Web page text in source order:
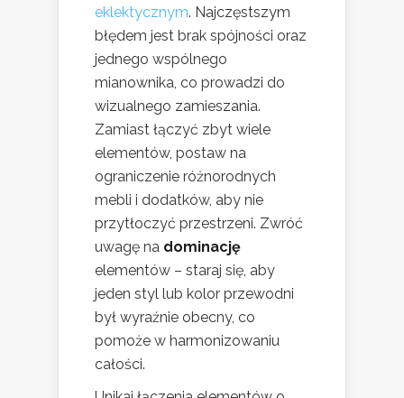
eklektycznym. Najczęstszym
błędem jest brak spójności oraz
jednego wspólnego
mianownika, co prowadzi do
wizualnego zamieszania.
Zamiast łączyć zbyt wiele
elementów, postaw na
ograniczenie różnorodnych
mebli i dodatków, aby nie
przytłoczyć przestrzeni. Zwróć
uwagę na dominację
elementów – staraj się, aby
jeden styl lub kolor przewodni
był wyraźnie obecny, co
pomoże w harmonizowaniu
całości.